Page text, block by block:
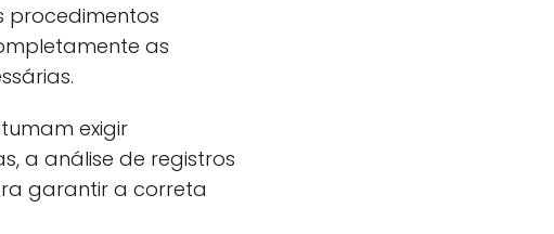
procedimentos
as
exigir
a análise de registros
garantir a correta